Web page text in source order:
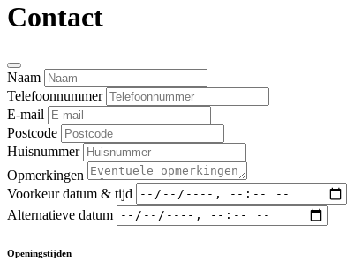
Contact
Naam
Telefoonnummer
E-mail
Postcode
Huisnummer
Opmerkingen
Voorkeur datum & tijd
Alternatieve datum
Openingstijden